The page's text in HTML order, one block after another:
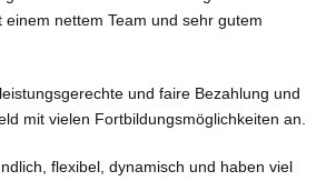
einem nettem Team und sehr gutem
und faire Bezahlung und
mit vielen Fortbildungsmöglichkeiten an.
flexibel, dynamisch und haben viel